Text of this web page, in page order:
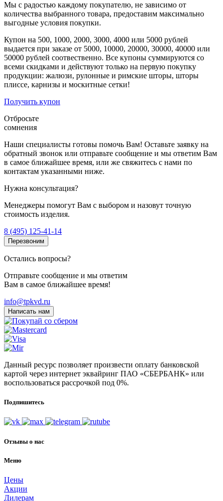
Мы с радостью каждому покупателю, не зависимо от
количества выбранного товара, предоставим максимально
выгодные условия покупки.
Купон на 500, 1000, 2000, 3000, 4000 или 5000 рублей
выдается при заказе от 5000, 10000, 20000, 30000, 40000 или
50000 рублей соотвественно. Все купоны суммируются со
всеми скидками и действуют только на первую покупку
продукции: жалюзи, рулонные и римские шторы, шторы
плиссе, карнизы и москитные сетки!
Получить купон
Отбросьте
сомнения
Наши специалисты готовы помочь Вам! Оставьте заявку на
обратный звонок или отправьте сообщение и мы ответим Вам
в самое ближайшее время, или же свяжитесь с нами по
контактам указанными ниже.
Нужна консультация?
Менеджеры помогут Вам с выбором и назовут точную
стоимость изделия.
8 (495) 125-41-14
Перезвоним
Остались вопросы?
Отправьте сообщение и мы ответим
Вам в самое ближайшее время!
info@tpkvd.ru
Написать нам
Данный ресурс позволяет произвести оплату банковской
картой через интернет эквайринг ПАО «СБЕРБАНК» или
воспользоваться рассрочкой под 0%.
Подпишитесь
Отзывы о нас
Меню
Цены
Акции
Дилерам